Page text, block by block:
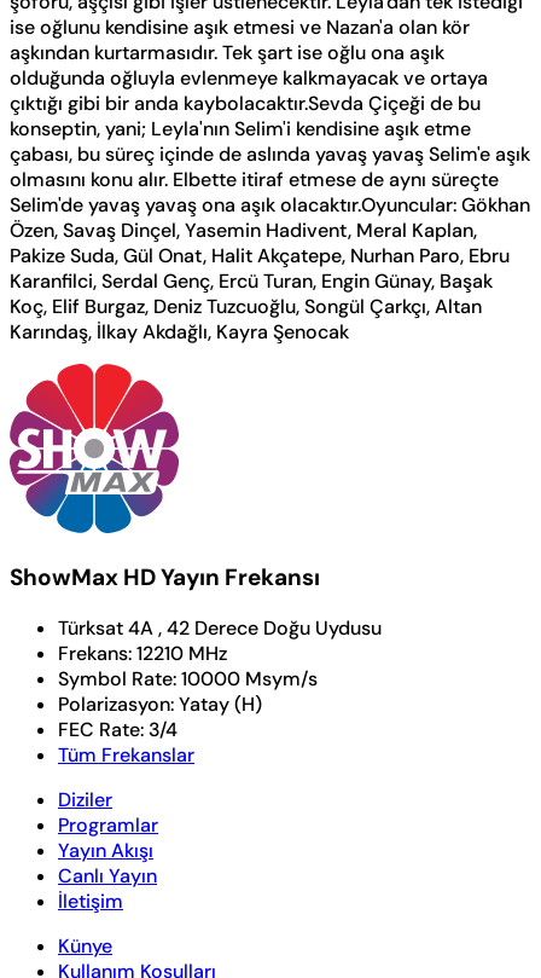
ise oğlunu kendisine aşık etmesi ve Nazan'a olan kör
aşkından kurtarmasıdır. Tek şart ise oğlu ona aşık
olduğunda oğluyla evlenmeye kalkmayacak ve ortaya
çıktığı gibi bir anda kaybolacaktır.Sevda Çiçeği de bu
konseptin, yani; Leyla'nın Selim'i kendisine aşık etme
çabası, bu süreç içinde de aslında yavaş yavaş Selim'e aşık
olmasını konu alır. Elbette itiraf etmese de aynı süreçte
Selim'de yavaş yavaş ona aşık olacaktır.Oyuncular: Gökhan
Özen, Savaş Dinçel, Yasemin Hadivent, Meral Kaplan,
Pakize Suda, Gül Onat, Halit Akçatepe, Nurhan Paro, Ebru
Karanfilci, Serdal Genç, Ercü Turan, Engin Günay, Başak
Koç, Elif Burgaz, Deniz Tuzcuoğlu, Songül Çarkçı, Altan
Karındaş, İlkay Akdağlı, Kayra Şenocak
ShowMax HD Yayın Frekansı
Türksat 4A , 42 Derece Doğu Uydusu
Frekans:12210 MHz
Symbol Rate:10000 Msym/s
Polarizasyon:Yatay (H)
FEC Rate: 3/4
Tüm Frekanslar
Diziler
Programlar
Yayın Akışı
Canlı Yayın
İletişim
Künye
Kullanım Koşulları